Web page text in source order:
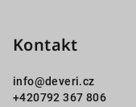
Kontakt
info@deveri.cz
+420792 367 806